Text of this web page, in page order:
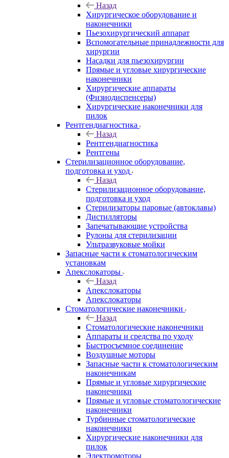
Назад
Хирургическое оборудование и
наконечники
Пьезохирургический аппарат
Вспомогательные принадлежности для
хирургии
Насадки для пьезохирургии
Прямые и угловые хирургические
наконечники
Хирургические аппараты
(Физиодиспенсеры)
Хирургические наконечники для
пилок
Рентгендиагностика
Назад
Рентгендиагностика
Рентгены
Стерилизационное оборудование,
подготовка и уход
Назад
Стерилизационное оборудование,
подготовка и уход
Стерилизаторы паровые (автоклавы)
Дистилляторы
Запечатывающие устройства
Рулоны для стерилизации
Ультразвуковые мойки
Запасные части к стоматологическим
установкам
Апекслокаторы
Назад
Апекслокаторы
Апекслокаторы
Стоматологические наконечники
Назад
Стоматологические наконечники
Аппараты и средства по уходу
Быстросъемное соединение
Воздушные моторы
Запасные части к стоматологическим
наконечникам
Прямые и угловые хирургические
наконечники
Прямые и угловые стоматологические
наконечники
Турбинные стоматологические
наконечники
Хирургические наконечники для
пилок
Электромоторы